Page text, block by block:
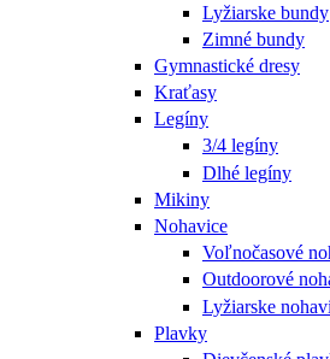
Lyžiarske bundy
Zimné bundy
Gymnastické dresy
Kraťasy
Legíny
3/4 legíny
Dlhé legíny
Mikiny
Nohavice
Voľnočasové
Outdoorové
Lyžiarske
Plavky